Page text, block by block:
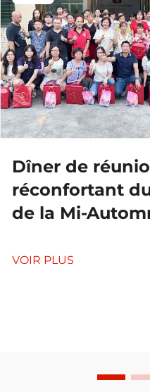
Dîner de
réconfortant
de la Mi-
VOIR PLUS